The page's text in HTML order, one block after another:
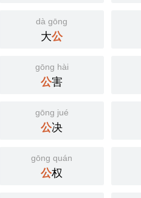
dà gōng
大公
gōng hài
公害
gōng jué
公决
gōng quán
公权